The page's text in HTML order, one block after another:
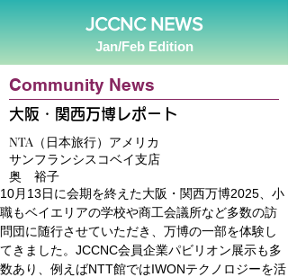
JCCNC NEWS
Jan/Feb Edition
Community News
大阪・関西万博レポート
NTA（日本旅行）アメリカ
サンフランシスコベイ支店
奥 裕子
10月13日に会期を終えた大阪・関西万博2025、小
職もベイエリアの学校や商工会議所など多数の訪
問団に随行させていただき、万博の一部を体験し
てきました。JCCNC会員企業パビリオン展示も多
数あり、例えばNTT館ではIWONテクノロジーを活